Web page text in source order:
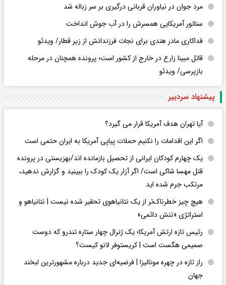
مرد جوان در نیاوران قربانی درگیری بر سر زباله شد
سناتور آمریکایی همسرش را در آب جوش انداخت
فداکاری مادر هندی برای نجات فرزندانش از زیر قطار/ ویدئو
قاتل مبینا زارع در خارج از کشور است؛ پرونده همچنان در مرحله
بازپرسی/ ویدئو
پیشنهاد سردبیر
آیا تهران هدف آمریکا قرار می گیرد؟
اگر این اقدامات را نکنیم حملات پیاپی آمریکا به ایران حتمی است
یک چهارم کودکان ایرانی از تحصیل بازمانده اند/بهزیستی در پرونده
قتل مهسا شاکی است/ اگر آزار یک کودک را ببینید و گزارش ندهید،
مرتکب جرم شده اید
هیچ چیز خطرناک‌تر از یک نتانیاهوی تحقیر شده نیست | نتانیاهو و
استراتژی «تنش دائمی»
رئیس تازه ارتش آمریکا؛ یک ژنرال چهار ستاره تندرو که دوست
صمیمی هگست است | کریستوفر لانو کیست؟
راز تازه در چهره مونالیزا | فرضیه‌ای جدید درباره مشهورترین لبخند
جهان